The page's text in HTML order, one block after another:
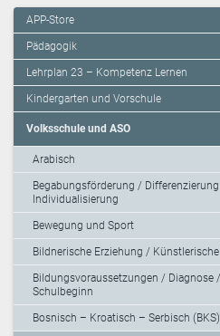
APP-Store
Pädagogik
Lehrplan 23 – Kompetenz Lernen
Kindergarten und Vorschule
Volksschule und ASO
Arabisch
Begabungsförderung /
Individualisierung
Bewegung und Sport
Bildnerische Erziehung /
Bildungsvoraussetzungen / Diagnose /
Schulbeginn
Bosnisch – Kroatisch – Serbisch (BKS)